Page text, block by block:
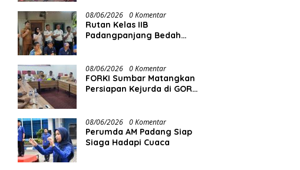
08/06/2026 0 Komentar
Rutan Kelas IIB
Padangpanjang Bedah
08/06/2026 0 Komentar
FORKI Sumbar Matangkan
Persiapan Kejurda di GOR
08/06/2026 0 Komentar
Perumda AM Padang Siap
Siaga Hadapi Cuaca